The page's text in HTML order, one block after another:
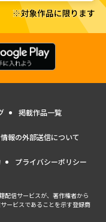
掲載作品一覧
報の外部送信について
プライバシーポリシー
配信サービスが、著作権者から
ービスであることを示す登録商